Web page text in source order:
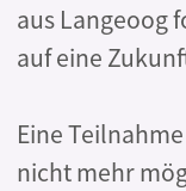
aus Langeoog
auf eine
Eine
nicht mehr